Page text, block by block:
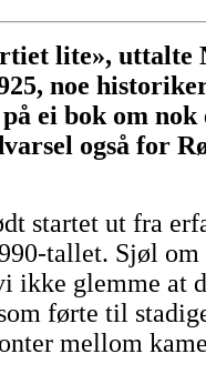
lite»,
noe
ei bok om
også for
startet ut fra
tallet. Sjøl om
ikke glemme at
førte til
mellom